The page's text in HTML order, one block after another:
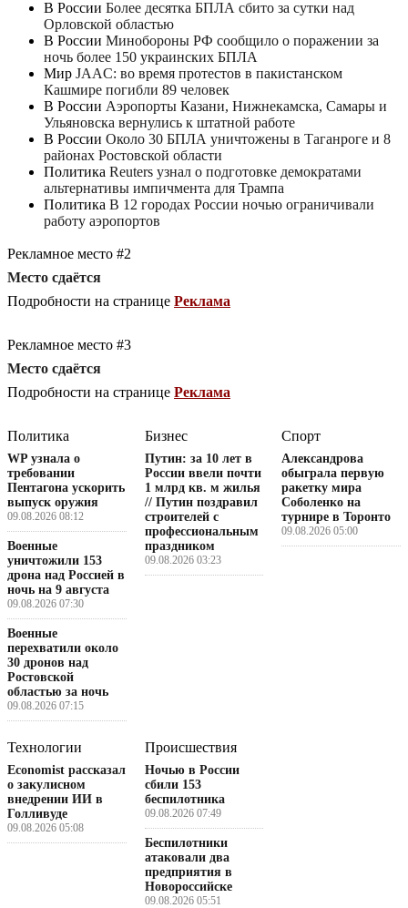
В России Более десятка БПЛА сбито за сутки над
Орловской областью
В России Минобороны РФ сообщило о поражении за
ночь более 150 украинских БПЛА
Мир JAAC: во время протестов в пакистанском
Кашмире погибли 89 человек
В России Аэропорты Казани, Нижнекамска, Самары и
Ульяновска вернулись к штатной работе
В России Около 30 БПЛА уничтожены в Таганроге и 8
районах Ростовской области
Политика Reuters узнал о подготовке демократами
альтернативы импичмента для Трампа
Политика В 12 городах России ночью ограничивали
работу аэропортов
Рекламное место #2
Место сдаётся
Подробности на странице Реклама
Рекламное место #3
Место сдаётся
Подробности на странице Реклама
Политика
WP узнала о
требовании
Пентагона ускорить
выпуск оружия
09.08.2026 08:12
Военные
уничтожили 153
дрона над Россией в
ночь на 9 августа
09.08.2026 07:30
Военные
перехватили около
30 дронов над
Ростовской
областью за ночь
09.08.2026 07:15
Бизнес
Путин: за 10 лет в
России ввели почти
1 млрд кв. м жилья
// Путин поздравил
строителей с
профессиональным
праздником
09.08.2026 03:23
Спорт
Александрова
обыграла первую
ракетку мира
Соболенко на
турнире в Торонто
09.08.2026 05:00
Технологии
Economist рассказал
о закулисном
внедрении ИИ в
Голливуде
09.08.2026 05:08
Происшествия
Ночью в России
сбили 153
беспилотника
09.08.2026 07:49
Беспилотники
атаковали два
предприятия в
Новороссийске
09.08.2026 05:51